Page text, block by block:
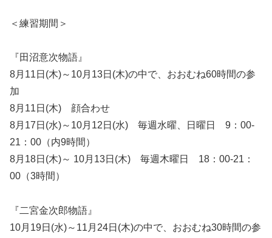
＜練習期間＞
『田沼意次物語』
8月11日(木)～10月13日(木)の中で、おおむね60時間の参
加
8月11日(木) 顔合わせ
8月17日(水)～10月12日(水) 毎週水曜、日曜日 9：00-
21：00（内9時間）
8月18日(木)～ 10月13日(木) 毎週木曜日 18：00-21：
00（3時間）
『二宮金次郎物語』
10月19日(水)～11月24日(木)の中で、おおむね30時間の参